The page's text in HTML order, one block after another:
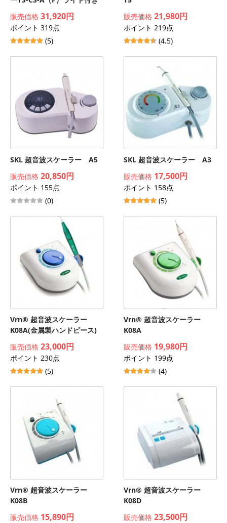
販売価格 31,920円
ポイント 319点
(5)
販売価格 21,980円
ポイント 219点
(4.5)
SKL 超音波スケーラー A5
販売価格 20,850円
ポイント 155点
(0)
SKL 超音波スケーラー A3
販売価格 17,500円
ポイント 158点
(5)
Vrn® 超音波スケーラー
K08A(金属製ハンドピース)
販売価格 23,000円
ポイント 230点
(5)
Vrn® 超音波スケーラー
K08A
販売価格 19,980円
ポイント 199点
(4)
Vrn® 超音波スケーラー
K08B
販売価格 15,890円
Vrn® 超音波スケーラー
K08D
販売価格 23,500円